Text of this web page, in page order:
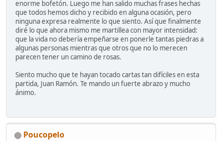
enorme bofetón. Luego me han salido muchas frases hechas
que todos hemos dicho y recibido en alguna ocasión, pero
ninguna expresa realmente lo que siento. Así que finalmente
diré lo que ahora mismo me martillea con mayor intensidad:
que la vida no debería empeñarse en ponerle tantas piedras a
algunas personas mientras que otros que no lo merecen
parecen tener un camino de rosas.
Siento mucho que te hayan tocado cartas tan difíciles en esta
partida, Juan Ramón. Te mando un fuerte abrazo y mucho
ánimo.
Poucopelo